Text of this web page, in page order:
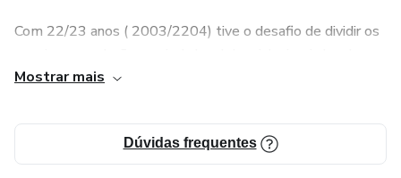
Com 22/23 anos ( 2003/2204) tive o desafio de dividir os
meu irmão mais velho. Como eu era a pessoa que se
tomando a frente para poder terminarmos o trabalho. Este
trabalho contou com a participação de André Valadão.
Mostrar mais
Dúvidas frequentes